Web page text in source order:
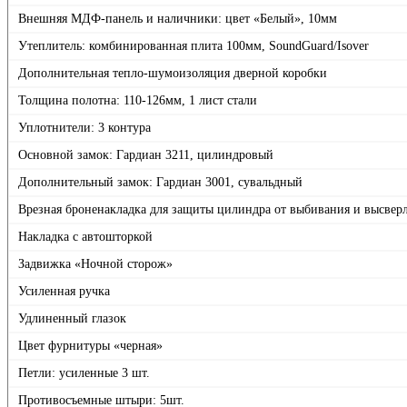
Внешняя МДФ-панель и наличники: цвет «Белый», 10мм
Утеплитель: комбинированная плита 100мм, SoundGuard/Isover
Дополнительная тепло-шумоизоляция дверной коробки
Толщина полотна: 110-126мм, 1 лист стали
Уплотнители: 3 контура
Основной замок: Гардиан 3211, цилиндровый
Дополнительный замок: Гардиан 3001, сувальдный
Врезная броненакладка для защиты цилиндра от выбивания и
Накладка с автошторкой
Задвижка «Ночной сторож»
Усиленная ручка
Удлиненный глазок
Цвет фурнитуры «черная»
Петли: усиленные 3 шт.
Противосъемные штыри: 5шт.